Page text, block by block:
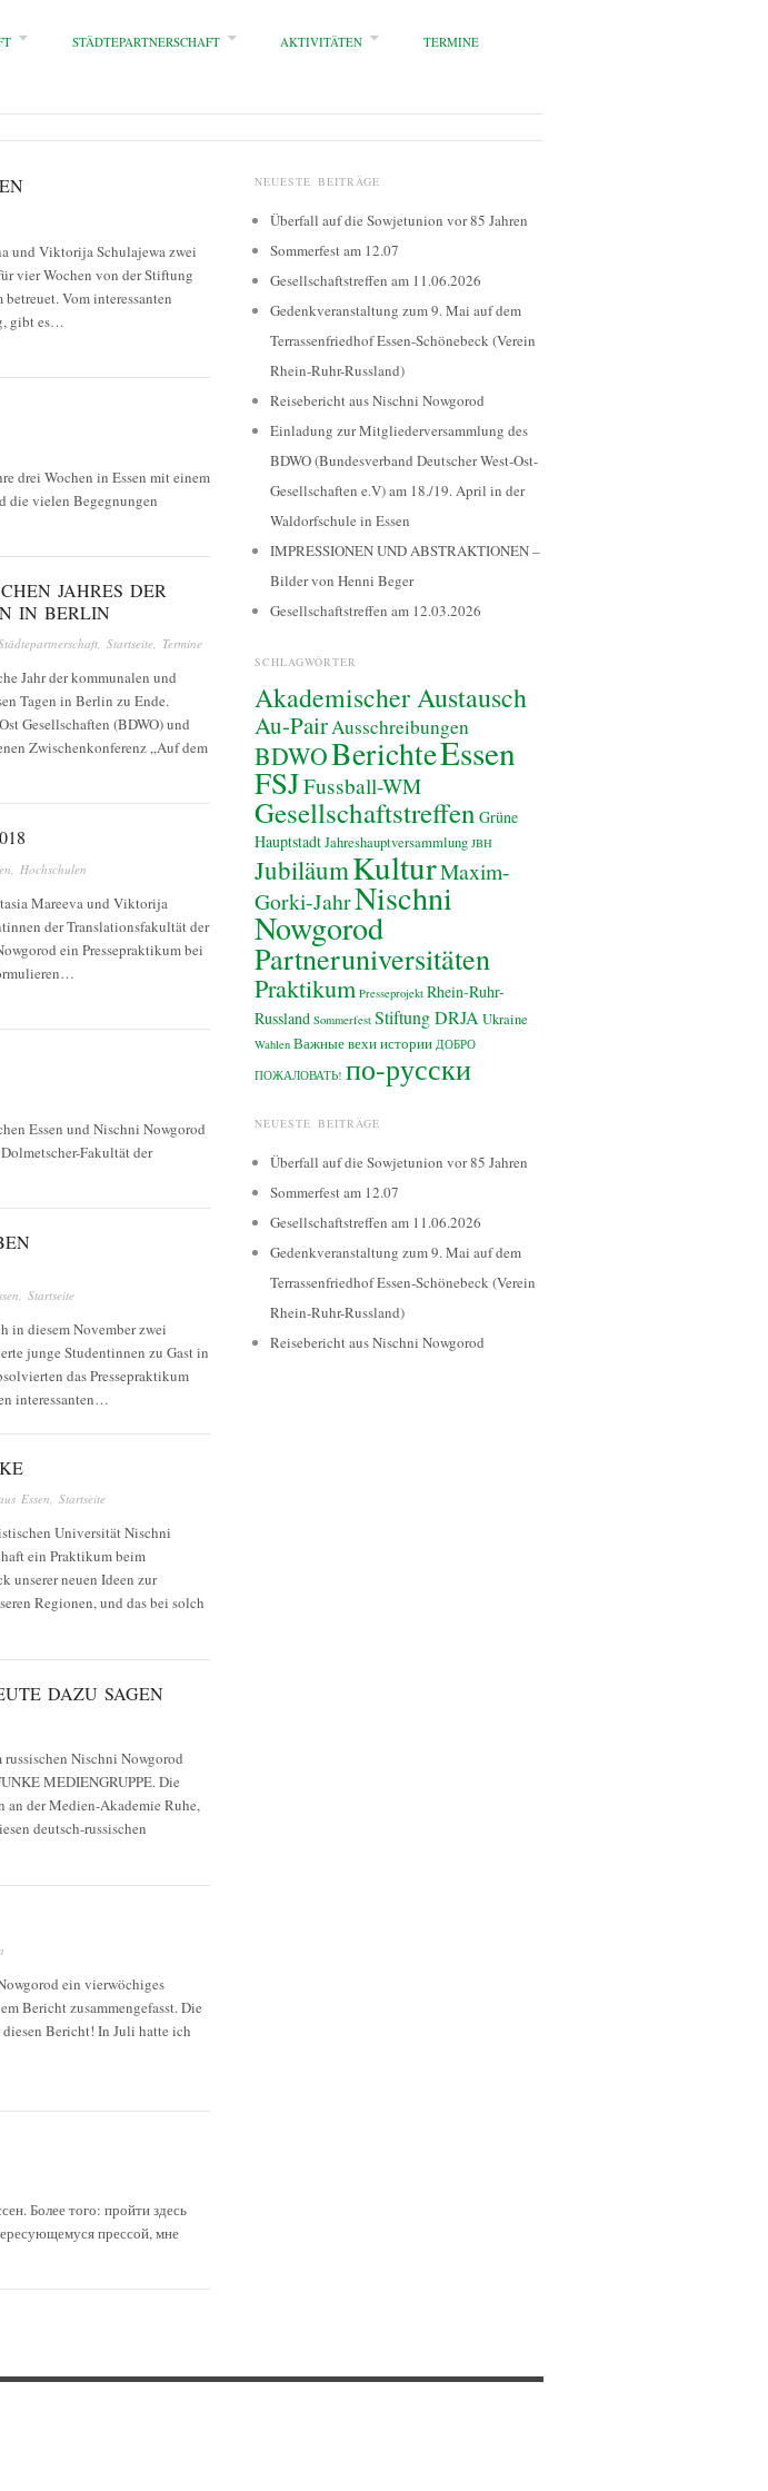
STÄDTEPARTNERSCHAFT AKTIVITÄTEN
TERMINE
und Viktorija Schulajewa zwei
vier Wochen von der Stiftung
Vom interessanten
gibt es…
drei Wochen in Essen mit einem
die vielen Begegnungen
JAHRES DER
IN BERLIN
, Startseite, Termine
Jahr der kommunalen und
Tagen in Berlin zu Ende.
Gesellschaften (BDWO) und
Zwischenkonferenz „Auf dem
Hochschulen
Mareeva und Viktorija
der Translationsfakultät der
ein Pressepraktikum bei
Essen und Nischni Nowgorod
Fakultät der
, Startseite
in diesem November zwei
junge Studentinnen zu Gast in
das Pressepraktikum
interessanten…
Essen, Startseite
Universität Nischni
ein Praktikum beim
unserer neuen Ideen zur
Regionen, und das bei solch
DAZU SAGEN
Nischni Nowgorod
MEDIENGRUPPE. Die
an der Medien-Akademie Ruhe,
deutsch-russischen
ein vierwöchiges
Bericht zusammengefasst. Die
Bericht! In Juli hatte ich
Более того: пройти здесь
прессой, мне
NEUESTE BEITRÄGE
Überfall auf die Sowjetunion vor 85 Jahren
Sommerfest am 12.07
Gesellschaftstreffen am 11.06.2026
Gedenkveranstaltung zum 9. Mai auf dem
Terrassenfriedhof Essen-Schönebeck (Verein
Rhein-Ruhr-Russland)
Reisebericht aus Nischni Nowgorod
Einladung zur Mitgliederversammlung des
BDWO (Bundesverband Deutscher West-Ost-
Gesellschaften e.V) am 18./19. April in der
Waldorfschule in Essen
IMPRESSIONEN UND ABSTRAKTIONEN –
Bilder von Henni Beger
Gesellschaftstreffen am 12.03.2026
SCHLAGWÖRTER
Akademischer Austausch
Au-PairAusschreibungen
BDWOBerichteEssen
FSJFussball-WM
Gesellschaftstreffen Grüne
HauptstadtJahreshauptversammlung JBH
JubiläumKulturMaxim-
Gorki-JahrNischni
Nowgorod
Partneruniversitäten
Praktikum Presseprojekt Rhein-Ruhr-
Russland Sommerfest Stiftung DRJA Ukraine
Wahlen Важные вехи истории ДОБРО
ПОЖАЛОВАТЬ! по-русски
NEUESTE BEITRÄGE
Überfall auf die Sowjetunion vor 85 Jahren
Sommerfest am 12.07
Gesellschaftstreffen am 11.06.2026
Gedenkveranstaltung zum 9. Mai auf dem
Terrassenfriedhof Essen-Schönebeck (Verein
Rhein-Ruhr-Russland)
Reisebericht aus Nischni Nowgorod